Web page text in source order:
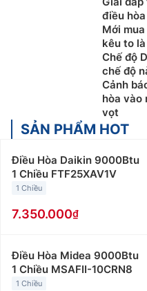
điều
Mới
kêu to
Chế độ
chế độ
Cảnh
hòa vào
vọt
SẢN PHẨM HOT
Điều Hòa Daikin 9000Btu
1 Chiều FTF25XAV1V
1 Chiều
7.350.000
Điều Hòa Midea 9000Btu
1 Chiều MSAFII-10CRN8
1 Chiều